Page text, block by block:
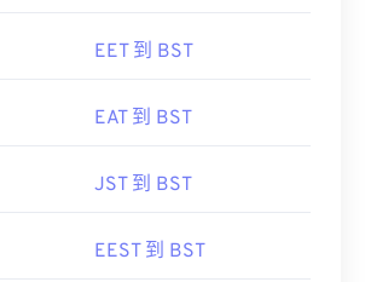
EET 到 BST
EAT 到 BST
JST 到 BST
EEST 到 BST